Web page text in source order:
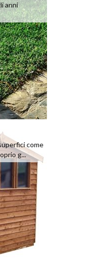
anni
come
g...